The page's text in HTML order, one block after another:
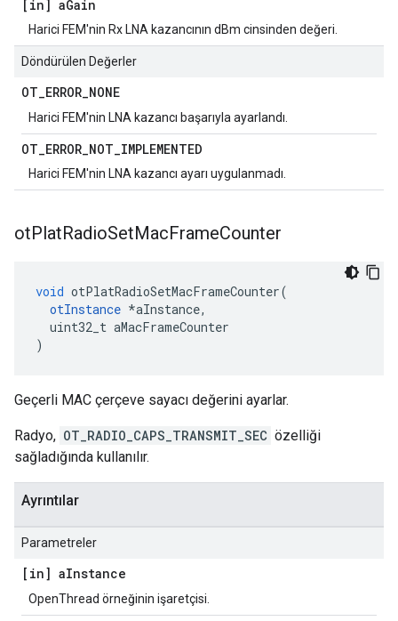
[in] aGain
Harici FEM'nin Rx LNA kazancının dBm cinsinden değeri.
Döndürülen Değerler
OT_ERROR_NONE
Harici FEM'nin LNA kazancı başarıyla ayarlandı.
OT_ERROR_NOT_IMPLEMENTED
Harici FEM'nin LNA kazancı ayarı uygulanmadı.
otPlatRadioSetMacFrameCounter
void otPlatRadioSetMacFrameCounter(
otInstance *aInstance,
uint32_t aMacFrameCounter
)
Geçerli MAC çerçeve sayacı değerini ayarlar.
Radyo, OT_RADIO_CAPS_TRANSMIT_SEC özelliği
sağladığında kullanılır.
Ayrıntılar
Parametreler
[in] aInstance
OpenThread örneğinin işaretçisi.